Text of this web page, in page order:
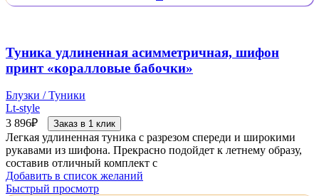
Туника удлиненная асимметричная, шифон
принт «коралловые бабочки»
Блузки / Туники
Lt-style
3 896₽ Заказ в 1 клик
Легкая удлиненная туника с разрезом спереди и широкими
рукавами из шифона. Прекрасно подойдет к летнему образу,
составив отличный комплект с
Добавить в список желаний
Быстрый просмотр